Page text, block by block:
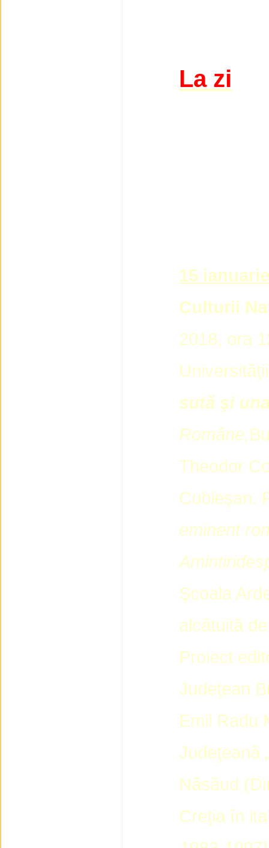
La zi
15
Culturii
2018, ora
sută şi
Române,
Theodor
Cubleşan.
eminent
Amintiri
Şcoala
alcătuită
Proiect
Judeţean
Emil Radu
Judeţeană
Năsăud
Creţia în